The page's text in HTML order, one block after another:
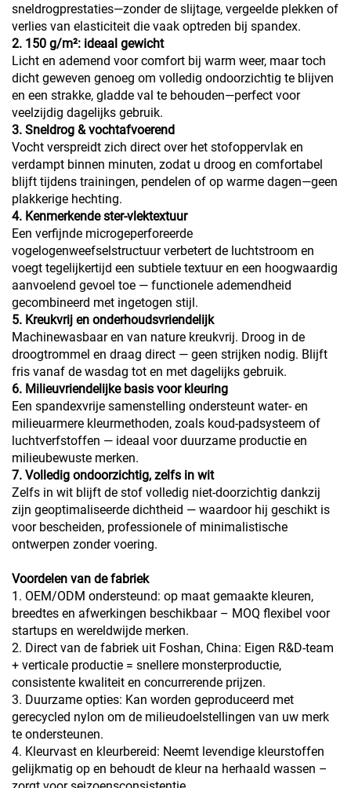
sneldrogprestaties—zonder de slijtage, vergeelde plekken of
verlies van elasticiteit die vaak optreden bij spandex.
2. 150 g/m²: ideaal gewicht
Licht en ademend voor comfort bij warm weer, maar toch
dicht geweven genoeg om volledig ondoorzichtig te blijven
en een strakke, gladde val te behouden—perfect voor
veelzijdig dagelijks gebruik.
3. Sneldrog & vochtafvoerend
Vocht verspreidt zich direct over het stofoppervlak en
verdampt binnen minuten, zodat u droog en comfortabel
blijft tijdens trainingen, pendelen of op warme dagen—geen
plakkerige hechting.
4. Kenmerkende ster-vlektextuur
Een verfijnde microgeperforeerde
vogelogenweefselstructuur verbetert de luchtstroom en
voegt tegelijkertijd een subtiele textuur en een hoogwaardig
aanvoelend gevoel toe — functionele ademendheid
gecombineerd met ingetogen stijl.
5. Kreukvrij en onderhoudsvriendelijk
Machinewasbaar en van nature kreukvrij. Droog in de
droogtrommel en draag direct — geen strijken nodig. Blijft
fris vanaf de wasdag tot en met dagelijks gebruik.
6. Milieuvriendelijke basis voor kleuring
Een spandexvrije samenstelling ondersteunt water- en
milieuarmere kleurmethoden, zoals koud-padsysteem of
luchtverfstoffen — ideaal voor duurzame productie en
milieubewuste merken.
7. Volledig ondoorzichtig, zelfs in wit
Zelfs in wit blijft de stof volledig niet-doorzichtig dankzij
zijn geoptimaliseerde dichtheid — waardoor hij geschikt is
voor bescheiden, professionele of minimalistische
ontwerpen zonder voering.
Voordelen van de fabriek
1. OEM/ODM ondersteund: op maat gemaakte kleuren,
breedtes en afwerkingen beschikbaar – MOQ flexibel voor
startups en wereldwijde merken.
2. Direct van de fabriek uit Foshan, China: Eigen R&D-team
+ verticale productie = snellere monsterproductie,
consistente kwaliteit en concurrerende prijzen.
3. Duurzame opties: Kan worden geproduceerd met
gerecycled nylon om de milieudoelstellingen van uw merk
te ondersteunen.
4. Kleurvast en kleurbereid: Neemt levendige kleurstoffen
gelijkmatig op en behoudt de kleur na herhaald wassen –